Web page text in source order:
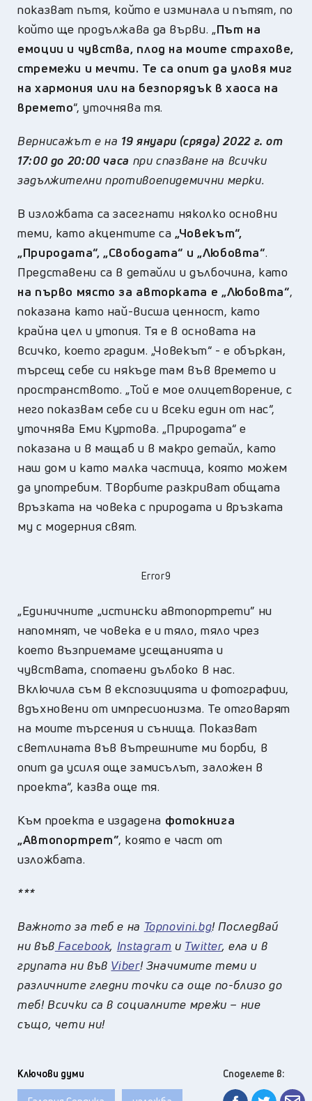
показват пътя, който е изминала и пътят, по
който ще продължава да върви. „Път на
емоции и чувства, плод на моите страхове,
стремежи и мечти. Те са опит да уловя миг
на хармония или на безпорядък в хаоса на
времето“, уточнява тя.
Вернисажът е на 19 януари (сряда) 2022 г. от
17:00 до 20:00 часа при спазване на всички
задължителни противоепидемични мерки.
В изложбата са засегнати няколко основни
теми, като акцентите са„Човекът“,
„Природата“, „Свободата“ и „Любовта“.
Представени са в детайли и дълбочина, като
на първо място за авторката е „Любовта“,
показана като най-висша ценност, като
крайна цел и утопия. Тя е в основата на
всичко, което градим. „Човекът“ - е объркан,
търсещ себе си някъде там във времето и
пространството. „Той е мое олицетворение, с
него показвам себе си и всеки един от нас“,
уточнява Еми Куртова. „Природата“ е
показана и в мащаб и в макро детайл, като
наш дом и като малка частица, която можем
да употребим. Творбите разкриват общата
връзката на човека с природата и връзката
му с модерния свят.
Error9
„Единичните „истински автопортрети” ни
напомнят, че човека е и тяло, тяло чрез
което възприемаме усещанията и
чувствата, спотаени дълбоко в нас.
Включила съм в експозицията и фотографии,
вдъхновени от импресионизма. Те отговарят
на моите търсения и сънища. Показват
светлината във вътрешните ми борби, в
опит да усиля още замисълът, заложен в
проекта“, казва още тя.
Към проекта е издадена фотокнига
„Автопортрет”, която е част от
изложбата.
***
Важното за теб е на Topnovini.bg! Последвай
ни във Facebook, Instagram и Twitter, ела и в
групата ни във Viber! Значимите теми и
различните гледни точки са още по-близо до
теб! Всички са в социалните мрежи – ние
също, чети ни!
Ключови думи Споделете в: